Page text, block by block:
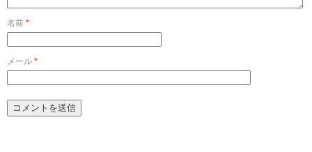
名前 *
メール *